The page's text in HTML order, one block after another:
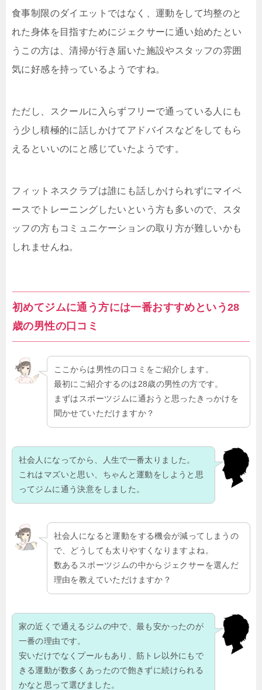
食事制限のダイエットではなく、運動をして均整のと
れた身体を目指すためにジェクサーに通い始めたとい
うこの方は、清掃が行き届いた施設やスタッフの雰囲
気に好感を持っているようですね。
ただし、スクールに入らずフリーで通っている人にも
う少し積極的に話しかけてアドバイスなどをしてもら
えるといいのにと感じていたようです。
フィットネスクラブは誰にも話しかけられずにマイペ
ースでトレーニングしたいという方も多いので、スタ
ッフの方もコミュニケーションの取り方が難しいかも
しれませんね。
初めてジムに通う方には一番おすすめという28
歳の男性の口コミ
ここからは男性の口コミをご紹介します。
最初にご紹介するのは28歳の男性の方です。
まずはスポーツジムに通おうと思ったきっかけを
聞かせていただけますか？
社会人になってから、人生で一番太りました。
これはマズいと思い、ちゃんと運動をしようと思
ってジムに通う決意をしました。
社会人になると運動をする機会が減ってしまうの
で、どうしても太りやすくなりますよね。
数あるスポーツジムの中からジェクサーを選んだ
理由を教えていただけますか？
家の近くで通えるジムの中で、最も安かったのが
一番の理由です。
安いだけでなくプールもあり、筋トレ以外にもで
きる運動が数多くあったので飽きずに続けられる
かなと思って選びました。